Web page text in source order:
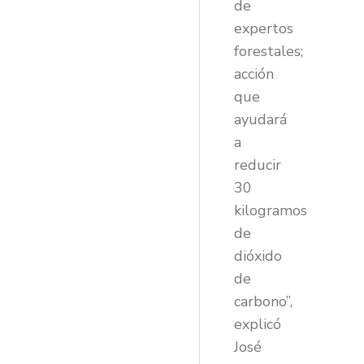
de
expertos
forestales;
acción
que
ayudará
a
reducir
30
kilogramos
de
dióxido
de
carbono”,
explicó
José